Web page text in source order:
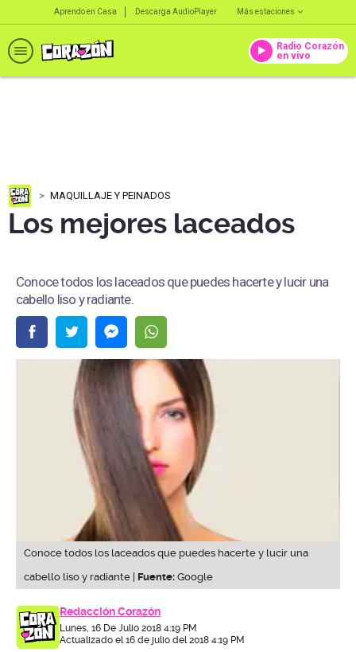
Aprendo en Casa Descarga AudioPlayer Más estaciones
Radio Corazón
en vivo
MAQUILLAJE Y PEINADOS
Los mejores laceados
Conoce todos los laceados que puedes hacerte y lucir una
cabello liso y radiante.
Conoce todos los laceados que puedes hacerte y lucir una
cabello liso y radiante | Fuente: Google
Redacción Corazón
Lunes, 16 De Julio 2018 4:19 PM
Actualizado el 16 de julio del 2018 4:19 PM